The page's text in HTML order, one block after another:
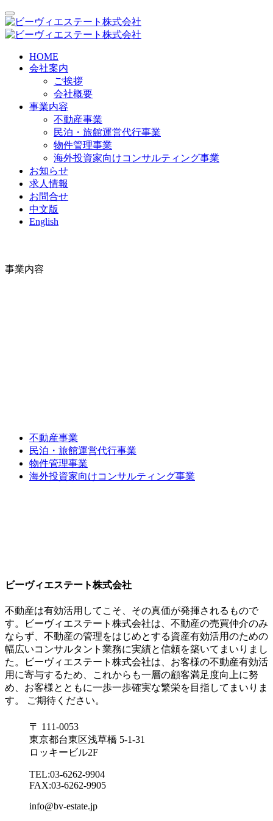
HOME
会社案内
ご挨拶
会社概要
事業内容
不動産事業
民泊・旅館運営代行事業
物件管理事業
海外投資家向けコンサルティング事業
お知らせ
求人情報
お問合せ
中文版
English
事業内容
不動産事業
民泊・旅館運営代行事業
物件管理事業
海外投資家向けコンサルティング事業
ビーヴィエステート株式会社
不動産は有効活用してこそ、その真価が発揮されるもので
す。ビーヴィエステート株式会社は、不動産の売買仲介のみ
ならず、不動産の管理をはじめとする資産有効活用のための
幅広いコンサルタント業務に実績と信頼を築いてまいりまし
た。ビーヴィエステート株式会社は、お客様の不動産有効活
用に寄与するため、これからも一層の顧客満足度向上に努
め、お客様とともに一歩一歩確実な繁栄を目指してまいりま
す。 ご期待ください。
〒 111-0053
東京都台東区浅草橋 5-1-31
ロッキービル2F
TEL:03-6262-9904
FAX:03-6262-9905
info@bv-estate.jp